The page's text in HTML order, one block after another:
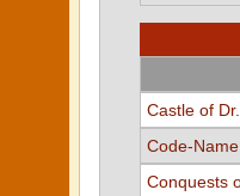
Castle of
Code-
Conquests